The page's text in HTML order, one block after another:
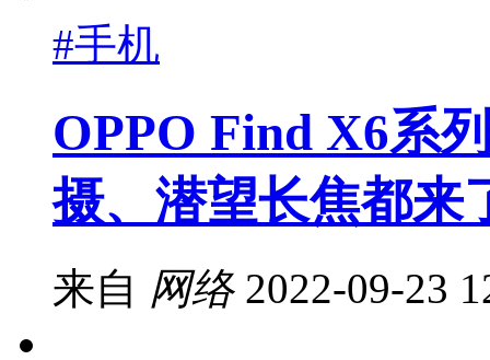
#手机
OPPO Find X6系
摄、潜望长焦都来
来自 网络 2022-09-23